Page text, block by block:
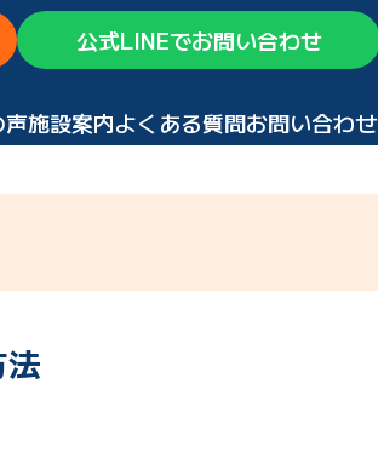
公式LINEでお問い合わせ
声施設案内よくある質問お問い合わせ